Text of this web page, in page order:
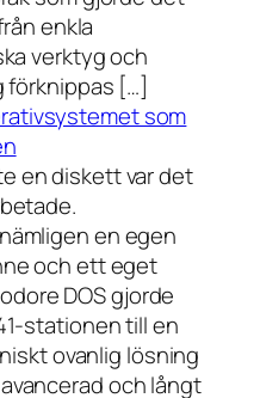
enkla
verktyg och
förknippas […]
som
en diskett var det
en egen
och ett eget
DOS gjorde
stationen till en
ovanlig lösning
och långt